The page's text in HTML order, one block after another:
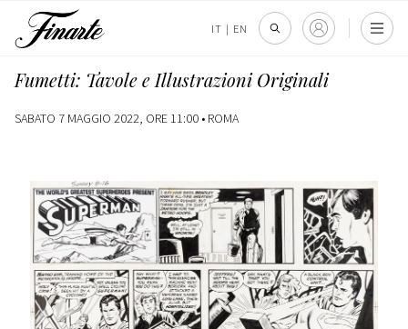
IT | EN
Fumetti: Tavole e Illustrazioni Originali
SABATO 7 MAGGIO 2022, ORE 11:00 • ROMA